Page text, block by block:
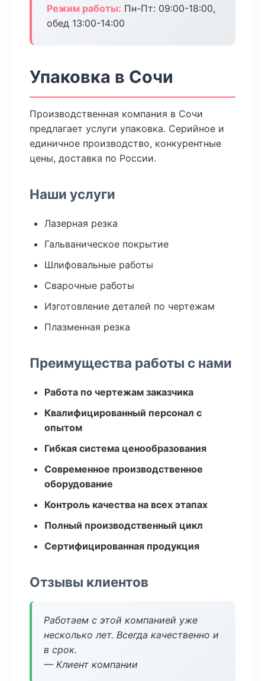
Режим работы: Пн-Пт: 09:00-18:00,
обед 13:00-14:00
Упаковка в Сочи
Производственная компания в Сочи
предлагает услуги упаковка. Серийное и
единичное производство, конкурентные
цены, доставка по России.
Наши услуги
Лазерная резка
Гальваническое покрытие
Шлифовальные работы
Сварочные работы
Изготовление деталей по чертежам
Плазменная резка
Преимущества работы с нами
Работа по чертежам заказчика
Квалифицированный персонал с
опытом
Гибкая система ценообразования
Современное производственное
оборудование
Контроль качества на всех этапах
Полный производственный цикл
Сертифицированная продукция
Отзывы клиентов
Работаем с этой компанией уже
несколько лет. Всегда качественно и
в срок.
— Клиент компании